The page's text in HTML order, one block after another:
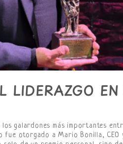
LIDERAZGO
galardones más importantes
fue otorgado a Mario Bonilla,